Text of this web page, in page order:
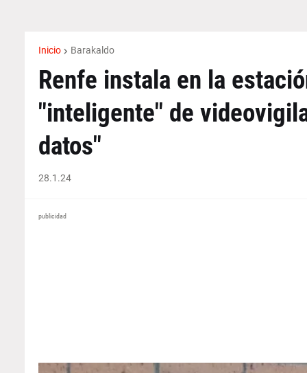
Inicio Barakaldo
Renfe instala en la
"inteligente" de
datos"
28.1.24
publicidad